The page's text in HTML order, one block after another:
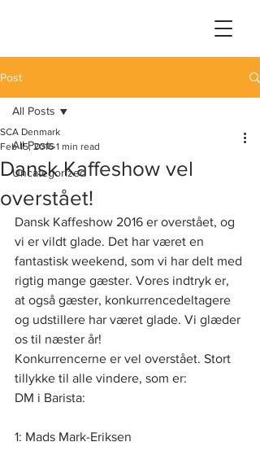
Post
All Posts
Uncategorized
All Posts
Dansk Kaffeshow vel
overstået!
SCA Denmark
Feb 15, 2016 1 min read
Dansk Kaffeshow 2016 er overstået, og
vi er vildt glade. Det har været en
fantastisk weekend, som vi har delt med
rigtig mange gæster. Vores indtryk er,
at også gæster, konkurrencedeltagere
og udstillere har været glade. Vi glæder
os til næster år!
Konkurrencerne er vel overstået. Stort
tillykke til alle vindere, som er:
DM i Barista:
1: Mads Mark-Eriksen